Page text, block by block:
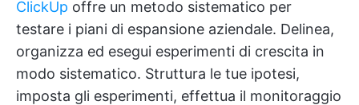
ClickUp offre un metodo sistematico per
testare i piani di espansione aziendale. Delinea,
organizza ed esegui esperimenti di crescita in
modo sistematico. Struttura le tue ipotesi,
imposta gli esperimenti, effettua il monitoraggio